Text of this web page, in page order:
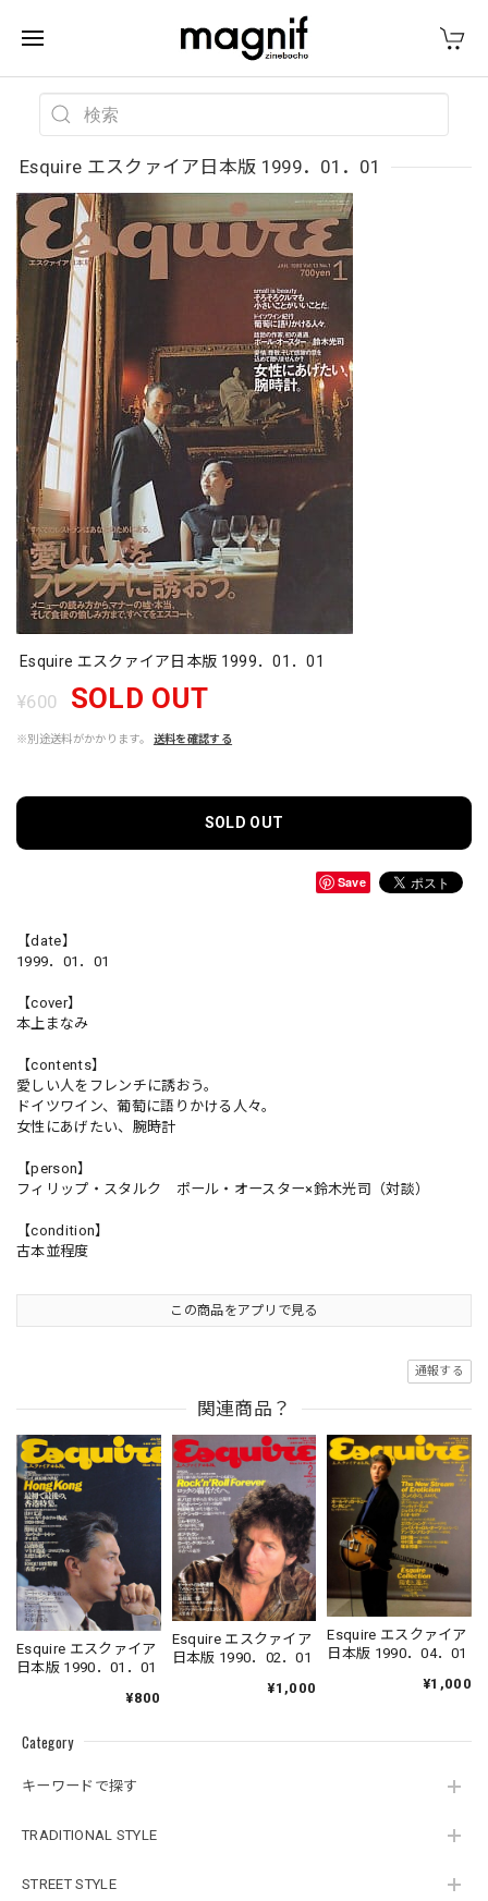
Category
キーワードで探す
TRADITIONAL STYLE
STREET STYLE
Esquire エスクァイア日本版 1999．01．01
Esquire エスクァイア日本版 1999．01．01
¥600 SOLD OUT
※別途送料がかかります。 送料を確認する
SOLD OUT
Save
【date】
1999．01．01
【cover】
本上まなみ
【contents】
愛しい人をフレンチに誘おう。
ドイツワイン、葡萄に語りかける人々。
女性にあげたい、腕時計
【person】
フィリップ・スタルク ポール・オースター×鈴木光司（対談）
【condition】
古本並程度
この商品をアプリで見る
通報する
関連商品？
Esquire エスクァイア
日本版 1990．01．01
¥800
Esquire エスクァイア
日本版 1990．02．01
¥1,000
Esquire エスクァイア
日本版 1990．04．01
¥1,000